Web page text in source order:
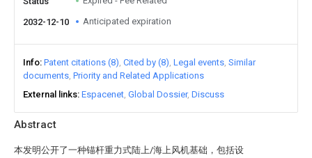
Abstract
本发明公开了一种锚杆重力式陆上/海上风机基础，包括设
2032-12-10 Anticipated expiration
Info Patent citations (8) Cited by (8) Legal events Similar
documents Priority and Related Applications
External links Espacenet Global Dossier Discuss